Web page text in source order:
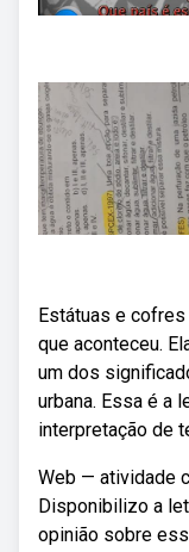
Estátuas e
que aconteceu.
um dos
urbana. Essa é a
interpretação de
Web — atividade
Disponibilizo a
opinião sobre